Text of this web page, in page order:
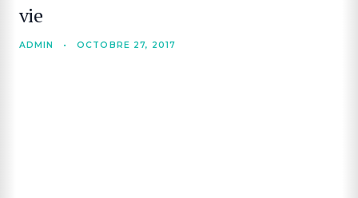
vie
ADMIN • OCTOBRE 27, 2017